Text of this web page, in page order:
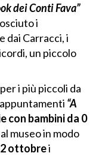
dei Conti Fava”
i
dai Carracci, i
un piccolo
i più piccoli da
“A
con bambini da 0
museo in modo
ottobrei